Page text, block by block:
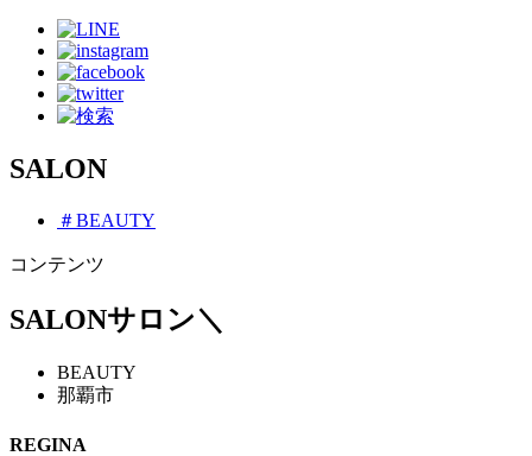
SALON
＃BEAUTY
コンテンツ
SALONサロン＼
BEAUTY
那覇市
REGINA